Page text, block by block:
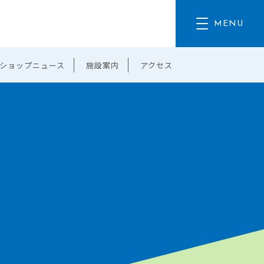
ョップニュース 施設案内 アクセス